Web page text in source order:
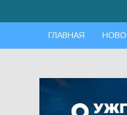
ГЛАВНАЯ